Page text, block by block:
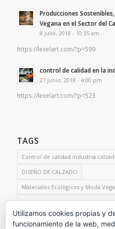
Producciones
Vegana en el Sector del
8 julio, 2018 - 10:35 am
https://lexelart.com/?p=599
control de calidad en la
27 junio, 2018 - 4:00 pm
https://lexelart.com/?p=523
TAGS
Control de calidad industria
DISEÑO DE CALZADO
Materiales Ecológicos y Moda
Producciones Sostenibles Sector
Servicios de control de calidad
Utilizamos cookies propias y
funcionamiento de la web,